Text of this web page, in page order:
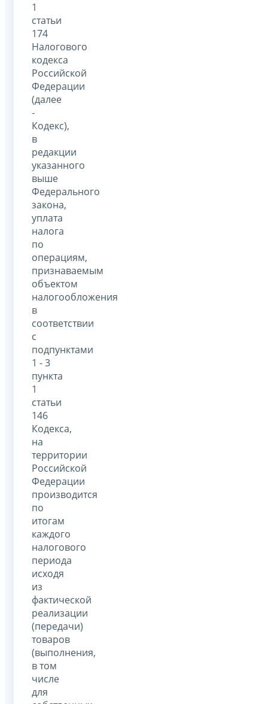
1
статьи
174
Налогового
кодекса
Российской
Федерации
(далее
-
Кодекс),
в
редакции
указанного
выше
Федерального
закона,
уплата
налога
по
операциям,
признаваемым
объектом
налогообложения
в
соответствии
с
подпунктами
1 - 3
пункта
1
статьи
146
Кодекса,
на
территории
Российской
Федерации
производится
по
итогам
каждого
налогового
периода
исходя
из
фактической
реализации
(передачи)
товаров
(выполнения,
в том
числе
для